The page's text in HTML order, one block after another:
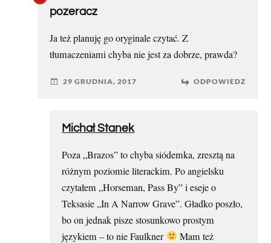
pozeracz
Ja też planuję go oryginale czytać. Z
tłumaczeniami chyba nie jest za dobrze, prawda?
29 GRUDNIA, 2017 ODPOWIEDZ
Michał Stanek
Poza „Brazos” to chyba siódemka, zresztą na
różnym poziomie literackim. Po angielsku
czytałem „Horseman, Pass By” i eseje o
Teksasie „In A Narrow Grave”. Gładko poszło,
bo on jednak pisze stosunkowo prostym
językiem – to nie Faulkner
Mam też